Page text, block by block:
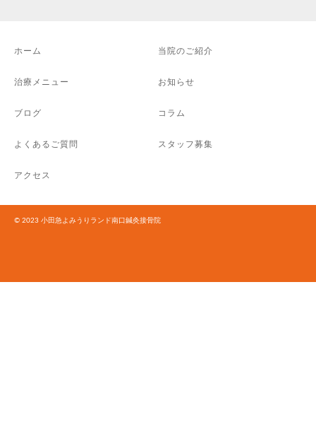
ホーム 当院のご紹介
治療メニュー お知らせ
ブログ コラム
よくあるご質問 スタッフ募集
アクセス
© 2023 小田急よみうりランド南口鍼灸接骨院